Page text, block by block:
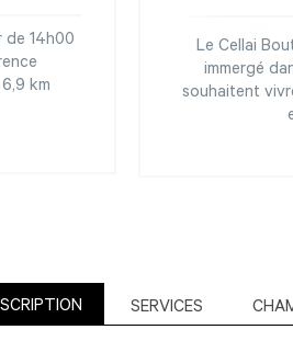
de 14h00
km
Le Cellai
immergé
souhaitent
SERVICES